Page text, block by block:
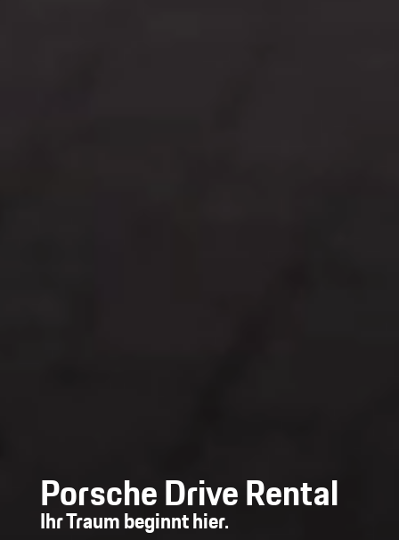
Porsche Drive Rental
Ihr Traum beginnt hier.